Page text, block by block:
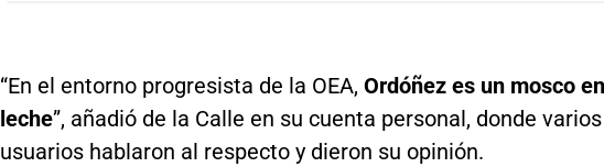
“En el entorno progresista de la OEA, Ordóñez es un mosco en
leche”, añadió de la Calle en su cuenta personal, donde varios
usuarios hablaron al respecto y dieron su opinión.